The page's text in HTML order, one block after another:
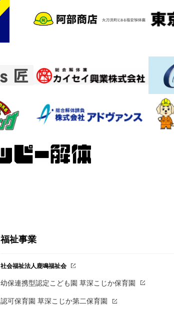
福祉事業
社会福祉法人鹿鳴福祉会
幼保連携型認定こども園 草深こじか保育園
認可保育園 草深こじか第二保育園